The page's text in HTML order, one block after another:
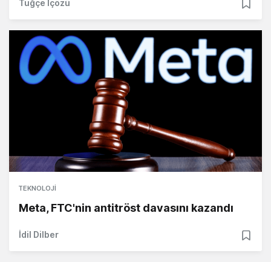
Tuğçe İçözü
TEKNOLOJI
Meta, FTC'nin antitröst davasını kazandı
İdil Dilber